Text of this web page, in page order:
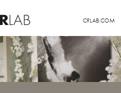
CRLAB.COM